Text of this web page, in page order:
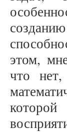
этом,
что